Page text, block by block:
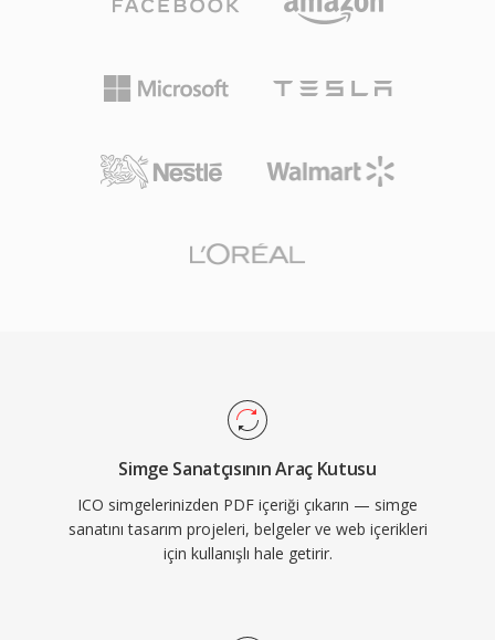
Simge Sanatçısının Araç Kutusu
ICO simgelerinizden PDF içeriği çıkarın — simge
sanatını tasarım projeleri, belgeler ve web içerikleri
için kullanışlı hale getirir.